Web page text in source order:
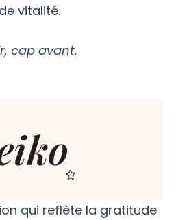
vitalité.
cap avant.
qui reflète la gratitude